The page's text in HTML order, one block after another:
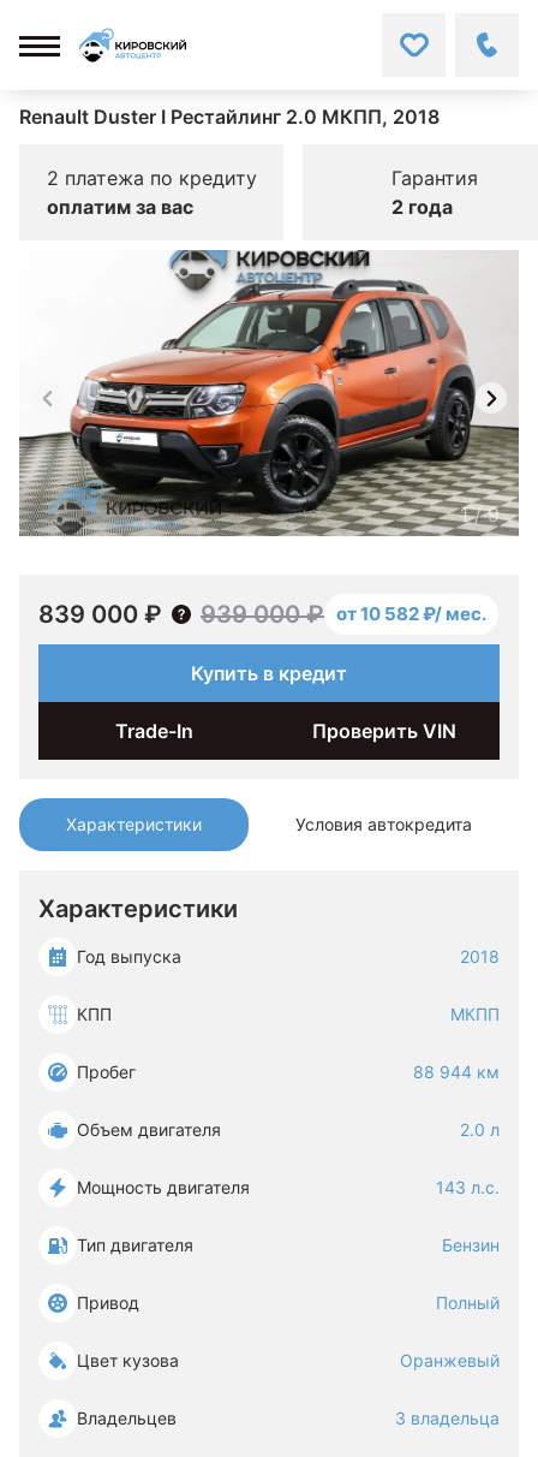
Renault Duster I Рестайлинг 2.0 МКПП, 2018
2 платежа по кредиту
оплатим за вас
Гарантия
2 года
Характеристики Условия автокредита
Характеристики
Год выпуска 2018
КПП МКПП
Пробег 88 944 км
Объем двигателя 2.0 л
Мощность двигателя 143 л.с.
Тип двигателя Бензин
Привод Полный
Цвет кузова Оранжевый
Владельцев 3 владельца
1/9
839 000 ₽ 939 000 ₽ от 10 582 ₽/ мес.
Купить в кредит
Trade-In Проверить VIN